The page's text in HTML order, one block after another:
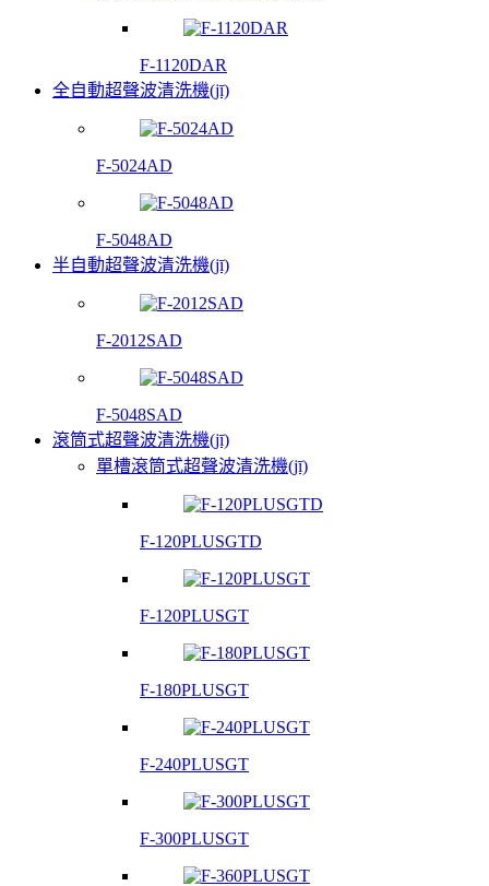
F-1120DAR
全自動超聲波清洗機(jī)
F-5024AD
F-5048AD
半自動超聲波清洗機(jī)
F-2012SAD
F-5048SAD
滾筒式超聲波清洗機(jī)
單槽滾筒式超聲波清洗機(jī)
F-120PLUSGTD
F-120PLUSGT
F-180PLUSGT
F-240PLUSGT
F-300PLUSGT